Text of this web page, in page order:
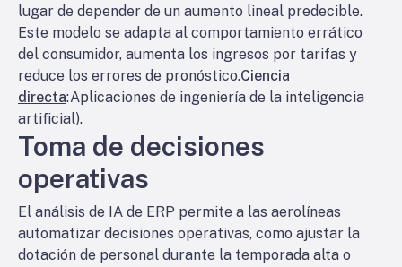
lugar de depender de un aumento lineal predecible.
Este modelo se adapta al comportamiento errático
del consumidor, aumenta los ingresos por tarifas y
reduce los errores de pronóstico.Ciencia
directa:Aplicaciones de ingeniería de la inteligencia
artificial).
Toma de decisiones
operativas
El análisis de IA de ERP permite a las aerolíneas
automatizar decisiones operativas, como ajustar la
dotación de personal durante la temporada alta o